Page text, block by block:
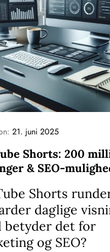
21. juni 2025
Shorts: 200
& SEO-
Shorts
daglige
betyder det for
og SEO?